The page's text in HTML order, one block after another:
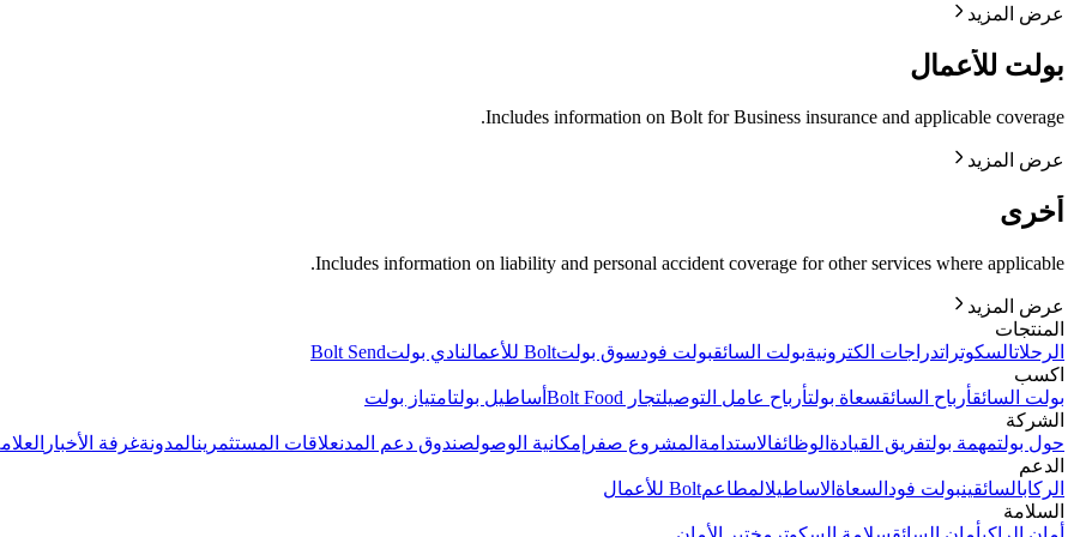
عرض المزيد
بولت للأعمال
Includes information on Bolt for Business insurance and applicable coverage.
عرض المزيد
أخرى
Includes information on liability and personal accident coverage for other services where applicable.
عرض المزيد
المنتجات
الرحلاتالسكوتراتدراجات الكترونيةبولت السائقبولت فودسوق بولتBolt للأعمال نادي بولتBolt Send
اكسب
بولت السائقأرباح السائقسعاة بولتأرباح عامل التوصيلتجار Bolt Food أساطيل بولتامتياز بولت
الشركة
حول بولتمهمة بولتفريق القيادة الوظائفالاستدامة المشروع صفر إمكانية الوصولصندوق دعم المدنعلاقات المستثمرينالمدونةغرفة الأخبار
الدعم
الركابالسائقينبولت فود السعاة الاساطيلالمطاعمBolt للأعمال
السلامة